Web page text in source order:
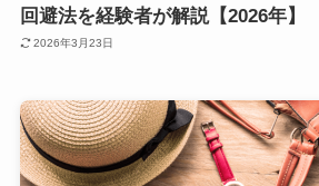
回避法を経験者が解説【2026年】
2026年3月23日